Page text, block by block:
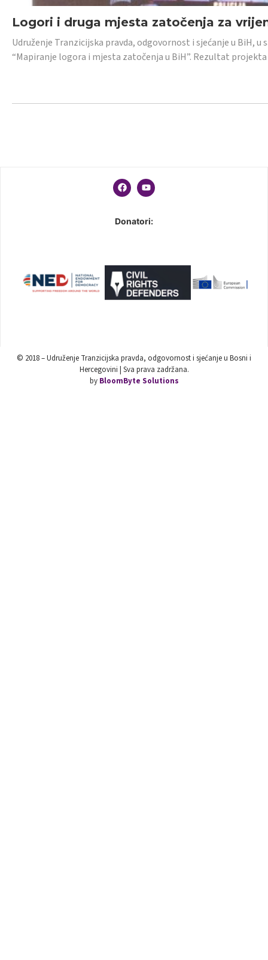
Logori i druga mjesta zatočenja za
Udruženje Tranzicijska pravda, odgovornost i sjećanje u BiH,
“Mapiranje logora i mjesta zatočenja u BiH”. Rezultat
Donatori:
© 2018 – Udruženje Tranzicijska pravda, odgovornost i sjećanje u Bosni i
Hercegovini | Sva prava zadržana.
by BloomByte Solutions